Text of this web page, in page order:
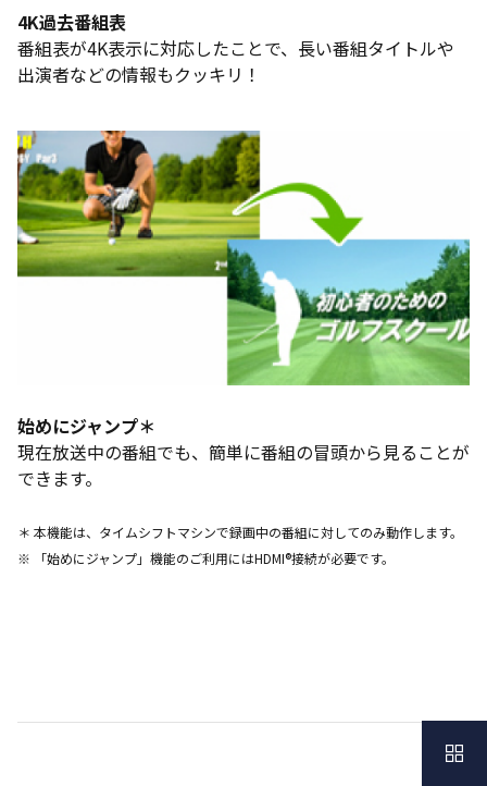
4K過去番組表
番組表が4K表示に対応したことで、長い番組タイトルや
出演者などの情報もクッキリ！
始めにジャンプ＊
現在放送中の番組でも、簡単に番組の冒頭から見ることが
できます。
＊ 本機能は、タイムシフトマシンで録画中の番組に対してのみ動作します。
※ 「始めにジャンプ」機能のご利用にはHDMI®接続が必要です。